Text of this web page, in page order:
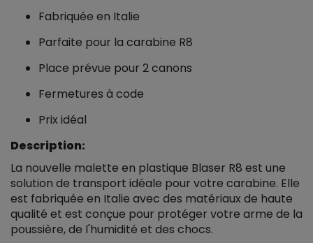
Fabriquée en Italie
Parfaite pour la carabine R8
Place prévue pour 2 canons
Fermetures à code
Prix idéal
Description:
La nouvelle malette en plastique Blaser R8 est une
solution de transport idéale pour votre carabine. Elle
est fabriquée en Italie avec des matériaux de haute
qualité et est conçue pour protéger votre arme de la
poussière, de l'humidité et des chocs.